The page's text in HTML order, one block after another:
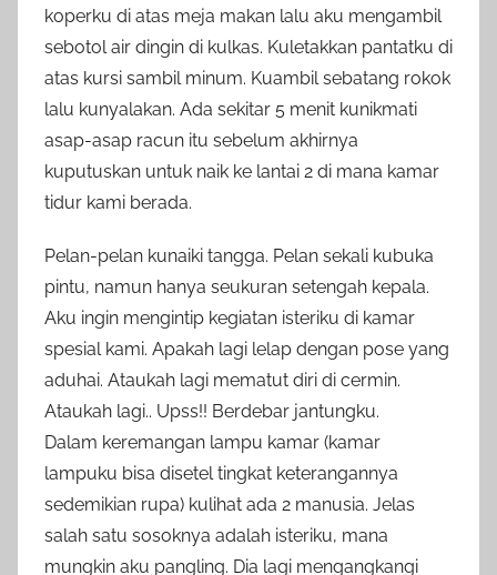
koperku di atas meja makan lalu aku mengambil
sebotol air dingin di kulkas. Kuletakkan pantatku di
atas kursi sambil minum. Kuambil sebatang rokok
lalu kunyalakan. Ada sekitar 5 menit kunikmati
asap-asap racun itu sebelum akhirnya
kuputuskan untuk naik ke lantai 2 di mana kamar
tidur kami berada.
Pelan-pelan kunaiki tangga. Pelan sekali kubuka
pintu, namun hanya seukuran setengah kepala.
Aku ingin mengintip kegiatan isteriku di kamar
spesial kami. Apakah lagi lelap dengan pose yang
aduhai. Ataukah lagi mematut diri di cermin.
Ataukah lagi.. Upss!! Berdebar jantungku.
Dalam keremangan lampu kamar (kamar
lampuku bisa disetel tingkat keterangannya
sedemikian rupa) kulihat ada 2 manusia. Jelas
salah satu sosoknya adalah isteriku, mana
mungkin aku pangling. Dia lagi mengangkangi